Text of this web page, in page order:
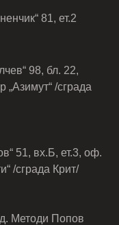
81, ет.2
98, бл. 22,
„Азимут“ /сграда
51, вх.Б, ет.3, оф.
/сграда Крит/
Методи Попов